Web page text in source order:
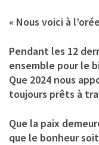
« Nous voici à
Pendant les 12
ensemble pour le
Que 2024 nous
toujours prêts à
Que la paix
que le bonheur